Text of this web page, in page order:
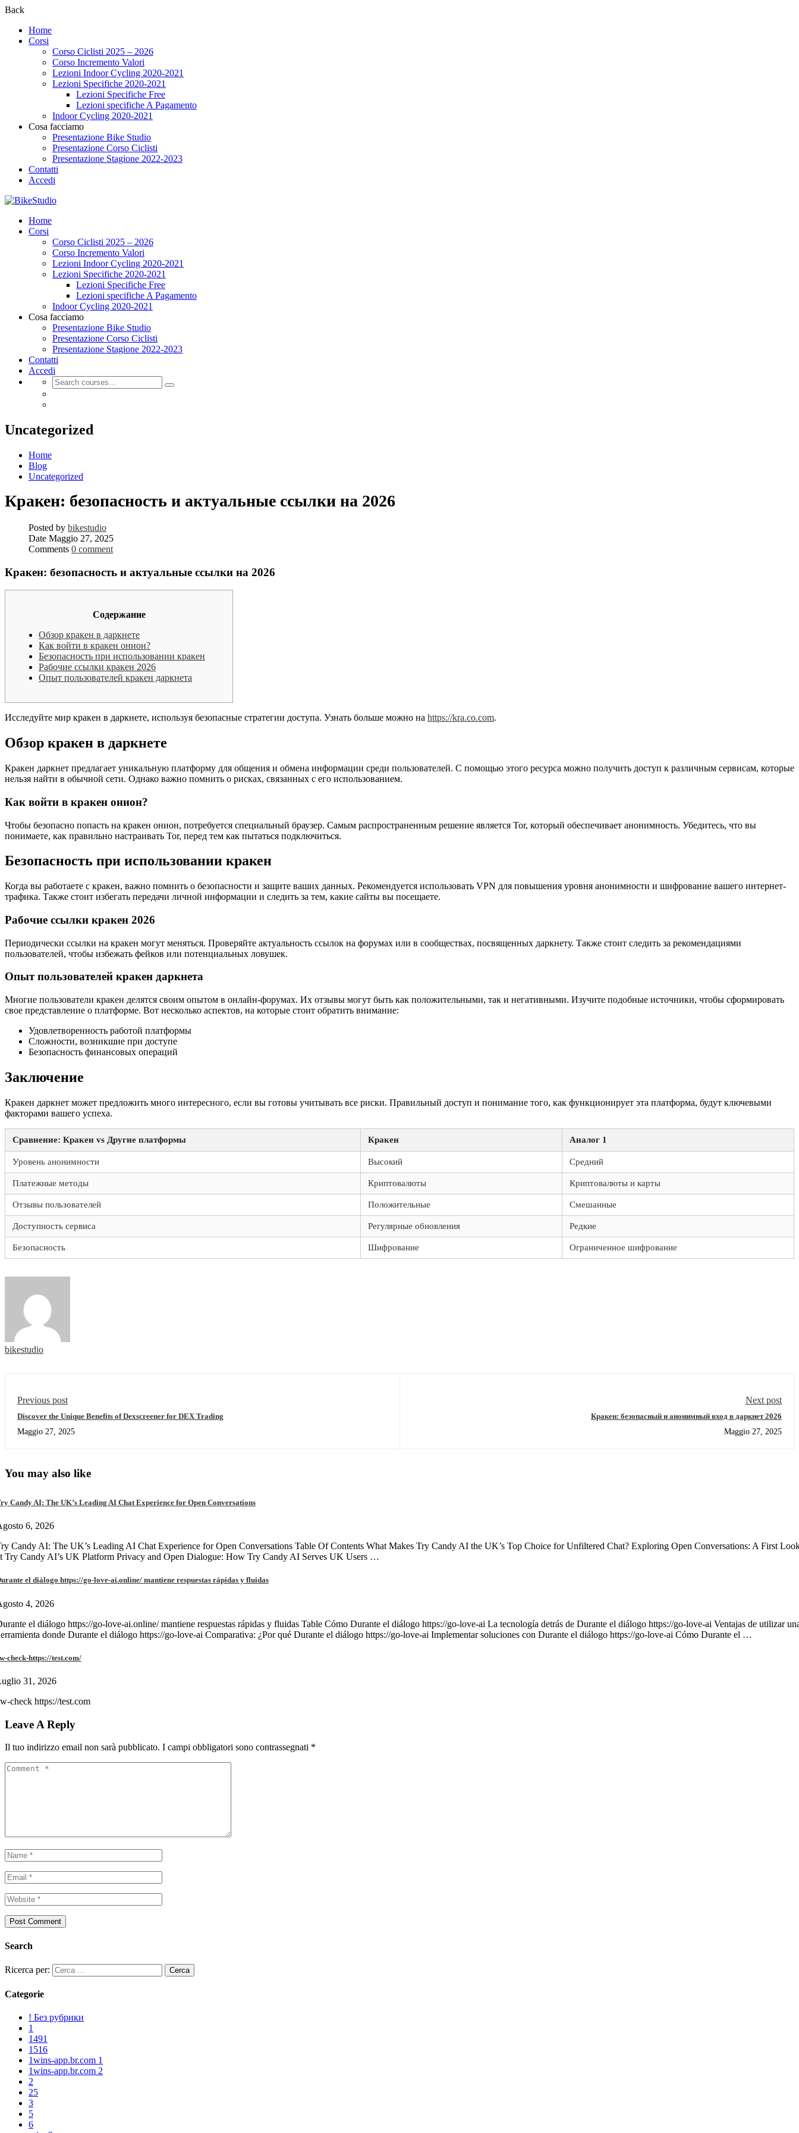
Back
Home
Corsi
Corso Ciclisti 2025 – 2026
Corso Incremento Valori
Lezioni Indoor Cycling 2020-2021
Lezioni Specifiche 2020-2021
Lezioni Specifiche Free
Lezioni specifiche A Pagamento
Indoor Cycling 2020-2021
Cosa facciamo
Presentazione Bike Studio
Presentazione Corso Ciclisti
Presentazione Stagione 2022-2023
Contatti
Accedi
Home
Corsi
Corso Ciclisti 2025 – 2026
Corso Incremento Valori
Lezioni Indoor Cycling 2020-2021
Lezioni Specifiche 2020-2021
Lezioni Specifiche Free
Lezioni specifiche A Pagamento
Indoor Cycling 2020-2021
Cosa facciamo
Presentazione Bike Studio
Presentazione Corso Ciclisti
Presentazione Stagione 2022-2023
Contatti
Accedi
Uncategorized
Home
Blog
Uncategorized
Кракен: безопасность и актуальные ссылки на 2026
Posted by bikestudio
Date Maggio 27, 2025
Comments 0 comment
Кракен: безопасность и актуальные ссылки на 2026
Содержание
Обзор кракен в даркнете
Как войти в кракен онион?
Безопасность при использовании кракен
Рабочие ссылки кракен 2026
Опыт пользователей кракен даркнета
Исследуйте мир кракен в даркнете, используя безопасные стратегии доступа. Узнать больше можно на https://kra.co.com.
Обзор кракен в даркнете
Кракен даркнет предлагает уникальную платформу для общения и обмена информации среди пользователей. С помощью этого ресурса можно получить доступ к различным сервисам, которые
нельзя найти в обычной сети. Однако важно помнить о рисках, связанных с его использованием.
Как войти в кракен онион?
Чтобы безопасно попасть на кракен онион, потребуется специальный браузер. Самым распространенным решение является Tor, который обеспечивает анонимность. Убедитесь, что вы
понимаете, как правильно настраивать Tor, перед тем как пытаться подключиться.
Безопасность при использовании кракен
Когда вы работаете с кракен, важно помнить о безопасности и защите ваших данных. Рекомендуется использовать VPN для повышения уровня анонимности и шифрование вашего интернет-
трафика. Также стоит избегать передачи личной информации и следить за тем, какие сайты вы посещаете.
Рабочие ссылки кракен 2026
Периодически ссылки на кракен могут меняться. Проверяйте актуальность ссылок на форумах или в сообществах, посвященных даркнету. Также стоит следить за рекомендациями
пользователей, чтобы избежать фейков или потенциальных ловушек.
Опыт пользователей кракен даркнета
Многие пользователи кракен делятся своим опытом в онлайн-форумах. Их отзывы могут быть как положительными, так и негативными. Изучите подобные источники, чтобы сформировать
свое представление о платформе. Вот несколько аспектов, на которые стоит обратить внимание:
Удовлетворенность работой платформы
Сложности, возникшие при доступе
Безопасность финансовых операций
Заключение
Кракен даркнет может предложить много интересного, если вы готовы учитывать все риски. Правильный доступ и понимание того, как функционирует эта платформа, будут ключевыми
факторами вашего успеха.
Сравнение: Кракен vs Другие платформы Кракен Аналог 1
Уровень анонимности Высокий Средний
Платежные методы Криптовалюты Криптовалюты и карты
Отзывы пользователей Положительные Смешанные
Доступность сервиса Регулярные обновления Редкие
Безопасность Шифрование Ограниченное шифрование
bikestudio
Previous post
Discover the Unique Benefits of Dexscreener for DEX Trading
Maggio 27, 2025
Next post
Кракен: безопасный и анонимный вход в даркнет 2026
Maggio 27, 2025
You may also like
Candy AI: The UK’s Leading AI Chat Experience for Open Conversations
6, 2026
Candy AI: The UK’s Leading AI Chat Experience for Open Conversations Table Of Contents What Makes Try Candy AI the UK’s Top Choice for Unfiltered Chat? Exploring Open Conversations: A First
Try Candy AI’s UK Platform Privacy and Open Dialogue: How Try Candy AI Serves UK Users …
el diálogo https://go-love-ai.online/ mantiene respuestas rápidas y fluidas
4, 2026
el diálogo https://go-love-ai.online/ mantiene respuestas rápidas y fluidas Table Cómo Durante el diálogo https://go-love-ai La tecnología detrás de Durante el diálogo https://go-love-ai Ventajas de utilizar
donde Durante el diálogo https://go-love-ai Comparativa: ¿Por qué Durante el diálogo https://go-love-ai Implementar soluciones con Durante el diálogo https://go-love-ai Cómo Durante el …
check-https://test.com/
31, 2026
check https://test.com
Leave A Reply
Il tuo indirizzo email non sarà pubblicato. I campi obbligatori sono contrassegnati *
Search
Ricerca per:
Categorie
! Без рубрики
1
1491
1516
1wins-app.br.com 1
1wins-app.br.com 2
2
25
3
5
6